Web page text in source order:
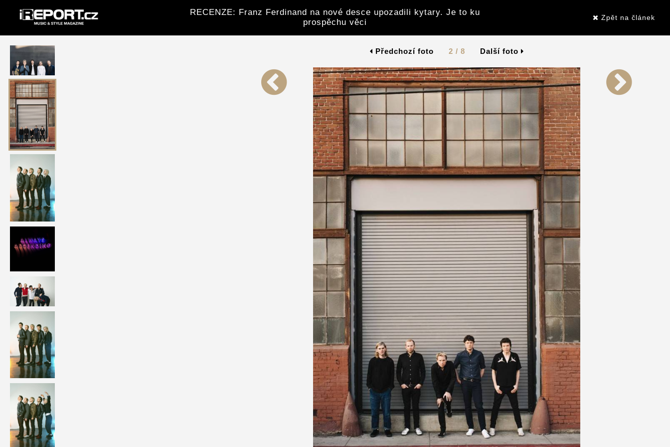
RECENZE: Franz Ferdinand na nové desce upozadili kytary. Je to ku
prospěchu věci
Zpět na článek
Předchozí foto 2 / 8 Další foto